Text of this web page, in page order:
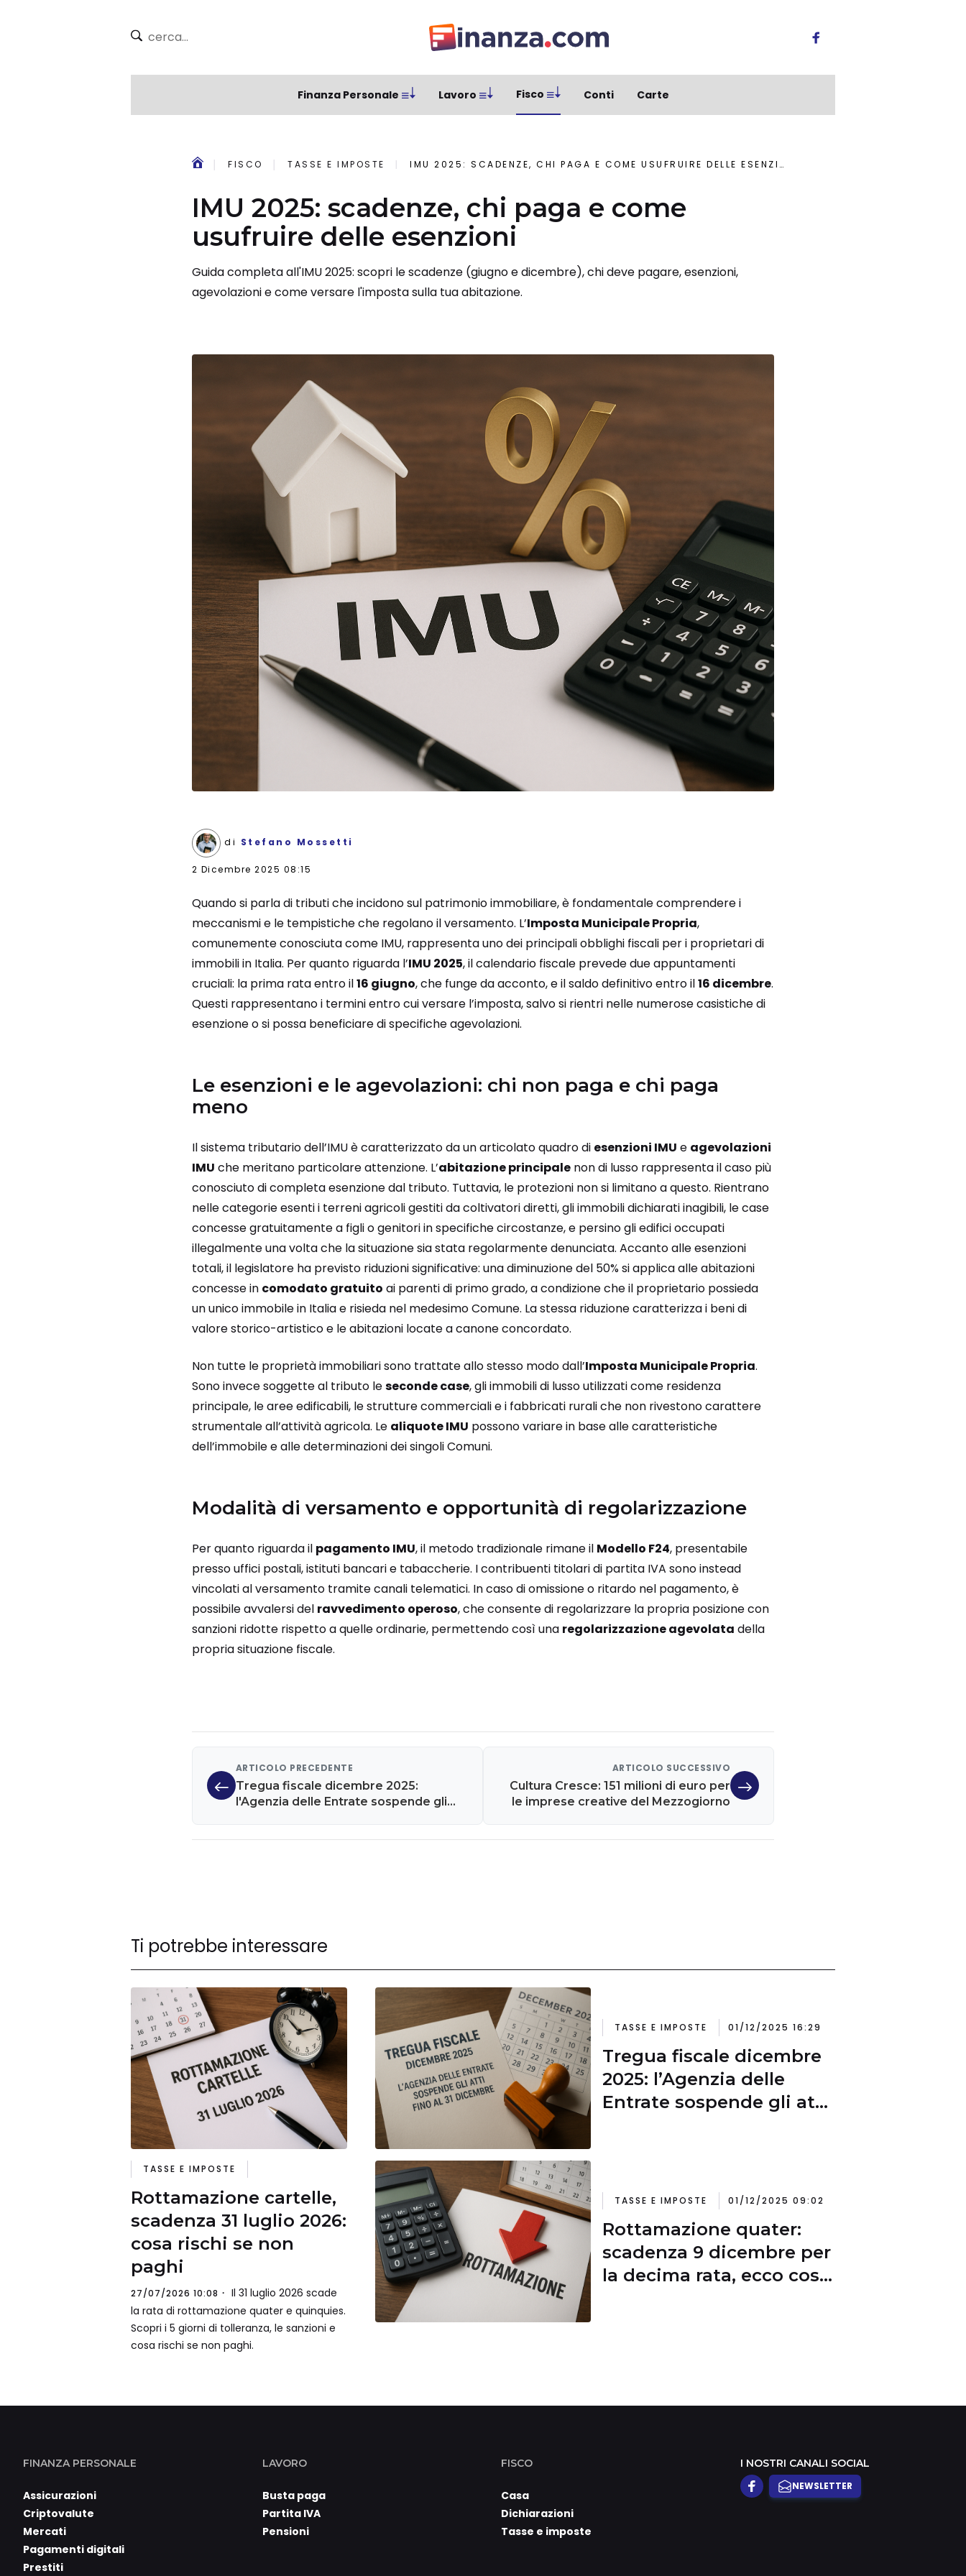
Finanza Personale Lavoro Fisco Conti Carte
FISCO TASSE E IMPOSTE IMU 2025: SCADENZE, CHI PAGA E COME USUFRUIRE DELLE ESENZIONI
IMU 2025: scadenze, chi paga e come
usufruire delle esenzioni
Guida completa all'IMU 2025: scopri le scadenze (giugno e dicembre), chi deve pagare, esenzioni,
agevolazioni e come versare l'imposta sulla tua abitazione.
di Stefano Mossetti
2 Dicembre 2025 08:15
Quando si parla di tributi che incidono sul patrimonio immobiliare, è fondamentale comprendere i
meccanismi e le tempistiche che regolano il versamento. L’Imposta Municipale Propria,
comunemente conosciuta come IMU, rappresenta uno dei principali obblighi fiscali per i proprietari di
immobili in Italia. Per quanto riguarda l’IMU 2025, il calendario fiscale prevede due appuntamenti
cruciali: la prima rata entro il16 giugno, che funge da acconto, e il saldo definitivo entro il16 dicembre.
Questi rappresentano i termini entro cui versare l’imposta, salvo si rientri nelle numerose casistiche di
esenzione o si possa beneficiare di specifiche agevolazioni.
Le esenzioni e le agevolazioni: chi non paga e chi paga
meno
Il sistema tributario dell’IMU è caratterizzato da un articolato quadro di esenzioni IMU e agevolazioni
IMU che meritano particolare attenzione. L’abitazione principalenon di lusso rappresenta il caso più
conosciuto di completa esenzione dal tributo. Tuttavia, le protezioni non si limitano a questo. Rientrano
nelle categorie esenti i terreni agricoli gestiti da coltivatori diretti, gli immobili dichiarati inagibili, le case
concesse gratuitamente a figli o genitori in specifiche circostanze, e persino gli edifici occupati
illegalmente una volta che la situazione sia stata regolarmente denunciata. Accanto alle esenzioni
totali, il legislatore ha previsto riduzioni significative: una diminuzione del 50% si applica alle abitazioni
concesse in comodato gratuito ai parenti di primo grado, a condizione che il proprietario possieda
un unico immobile in Italia e risieda nel medesimo Comune. La stessa riduzione caratterizza i beni di
valore storico-artistico e le abitazioni locate a canone concordato.
Non tutte le proprietà immobiliari sono trattate allo stesso modo dall’Imposta Municipale Propria.
Sono invece soggette al tributo leseconde case, gli immobili di lusso utilizzati come residenza
principale, le aree edificabili, le strutture commerciali e i fabbricati rurali che non rivestono carattere
strumentale all’attività agricola. Le aliquote IMU possono variare in base alle caratteristiche
dell’immobile e alle determinazioni dei singoli Comuni.
Modalità di versamento e opportunità di regolarizzazione
Per quanto riguarda il pagamento IMU, il metodo tradizionale rimane il Modello F24, presentabile
presso uffici postali, istituti bancari e tabaccherie. I contribuenti titolari di partita IVA sono instead
vincolati al versamento tramite canali telematici. In caso di omissione o ritardo nel pagamento, è
possibile avvalersi del ravvedimento operoso, che consente di regolarizzare la propria posizione con
sanzioni ridotte rispetto a quelle ordinarie, permettendo così una regolarizzazione agevolata della
propria situazione fiscale.
ARTICOLO PRECEDENTE
Tregua fiscale dicembre 2025:
l'Agenzia delle Entrate sospende gli
ARTICOLO SUCCESSIVO
Cultura Cresce: 151 milioni di euro per
le imprese creative del Mezzogiorno
Ti potrebbe interessare
TASSE E IMPOSTE
Rottamazione cartelle,
scadenza 31 luglio 2026:
cosa rischi se non
paghi
27/07/2026 10:08
Il 31 luglio 2026 scade
la rata di rottamazione quater e quinquies.
Scopri i 5 giorni di tolleranza, le sanzioni e
cosa rischi se non paghi.
TASSE E IMPOSTE 01/12/2025 16:29
Tregua fiscale dicembre
2025: l’Agenzia delle
Entrate sospende gli atti
TASSE E IMPOSTE 01/12/2025 09:02
Rottamazione quater:
scadenza 9 dicembre per
la decima rata, ecco cosa
FINANZA PERSONALE
Assicurazioni
Criptovalute
Mercati
Pagamenti digitali
Prestiti
LAVORO
Busta paga
Partita IVA
Pensioni
FISCO
Casa
Dichiarazioni
Tasse e imposte
I NOSTRI CANALI SOCIAL
NEWSLETTER